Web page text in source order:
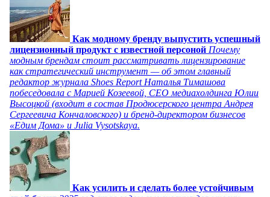
Как модному бренду выпустить успешный
лицензионный продукт с известной персоной Почему
модным брендам стоит рассматривать лицензирование
как стратегический инструмент — об этом главный
редактор журнала Shoes Report Наталья Тимашова
побеседовала с Марией Козеевой, СЕО медиахолдинга Юлии
Высоцкой (входит в состав Продюсерского центра Андрея
Сергеевича Кончаловского) и бренд-директором бизнесов
«Едим Дома» и Julia Vysotskaya.
Как усилить и сделать более устойчивым